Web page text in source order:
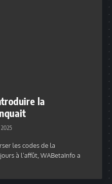
la
les codes de la
à l’affût, WABetaInfo a